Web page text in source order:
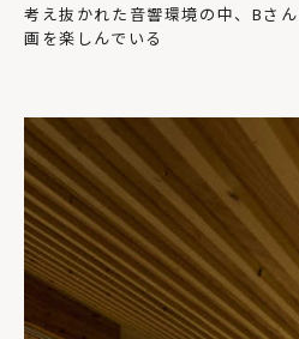
考え抜かれた音響環境の中、Bさ
画を楽しんでいる